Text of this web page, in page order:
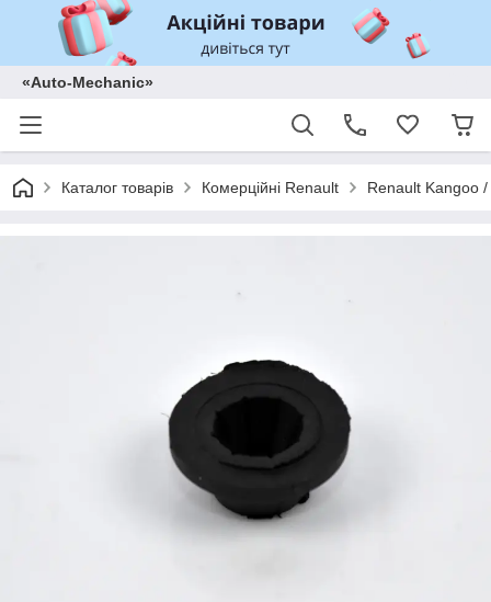
«Auto-Mechanic»
Каталог товарів Комерційні Renault Renault Kangoo